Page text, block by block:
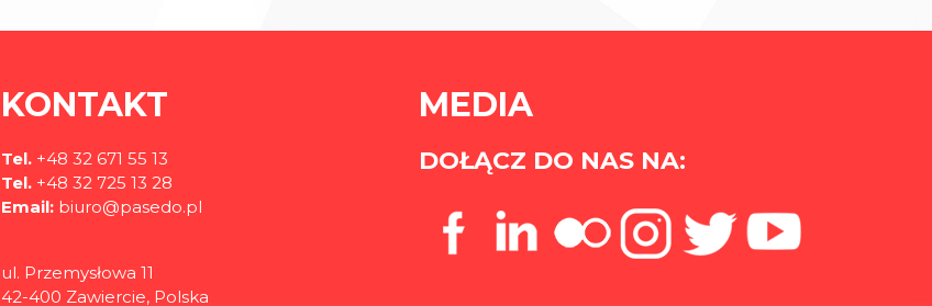
KONTAKT
Tel. +48 32 671 55 13
Tel. +48 32 725 13 28
Email: biuro@pasedo.pl
ul. Przemysłowa 11
42-400 Zawiercie, Polska
MEDIA
DOŁĄCZ DO NAS NA: